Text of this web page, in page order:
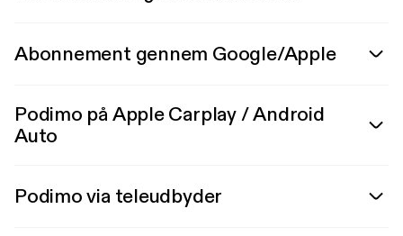
Abonnement gennem Google/Apple
Podimo på Apple Carplay / Android
Auto
Podimo via teleudbyder